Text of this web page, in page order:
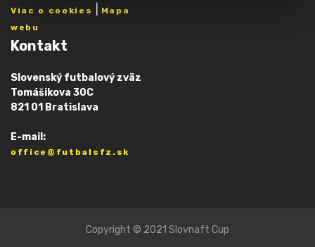
Viac o cookies
Mapa
webu
Kontakt
Slovenský futbalový zväz
Tomášikova 30C
821 01 Bratislava
E-mail:
office@futbalsfz.sk
Copyright © 2021 Slovnaft Cup